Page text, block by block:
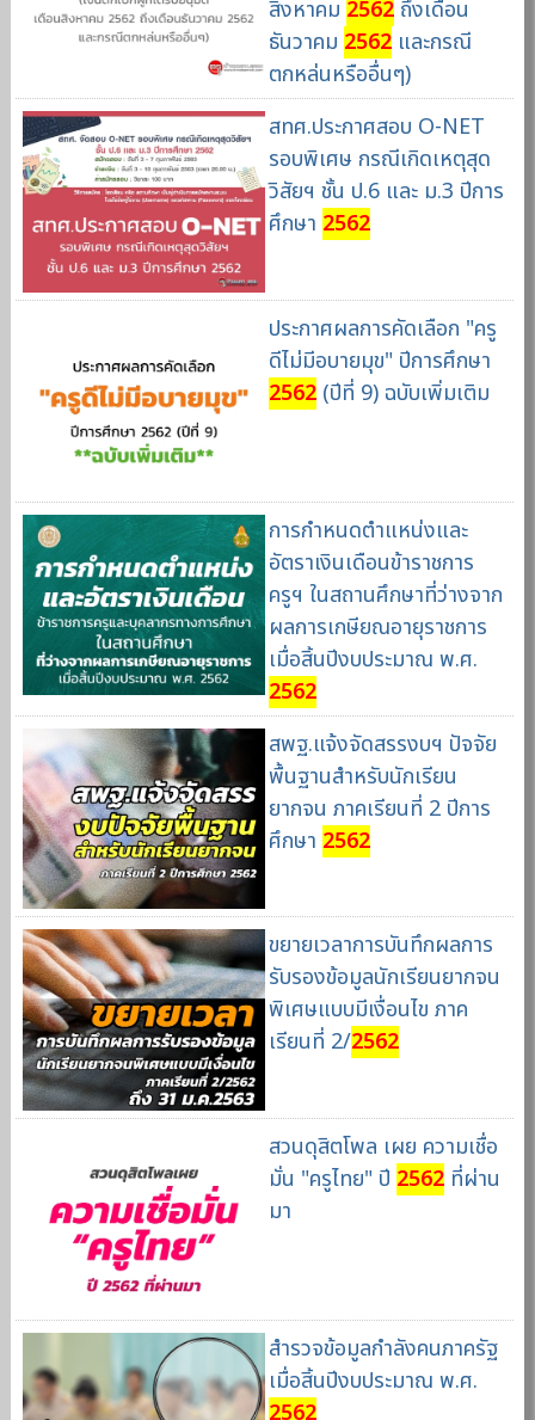
สิงหาคม 2562ถึงเดือน
ธันวาคม 2562และกรณี
ตกหล่นหรืออื่นๆ)
สทศ.ประกาศสอบ O-NET
รอบพิเศษ กรณีเกิดเหตุสุด
วิสัยฯ ชั้น ป.6 และ ม.3 ปีการ
ศึกษา 2562
ประกาศผลการคัดเลือก "ครู
ดีไม่มีอบายมุข" ปีการศึกษา
2562(ปีที่ 9) ฉบับเพิ่มเติม
การกำหนดตำแหน่งและ
อัตราเงินเดือนข้าราชการ
ครูฯ ในสถานศึกษาที่ว่างจาก
ผลการเกษียณอายุราชการ
เมื่อสิ้นปีงบประมาณ พ.ศ.
2562
สพฐ.แจ้งจัดสรรงบฯ ปัจจัย
พื้นฐานสำหรับนักเรียน
ยากจน ภาคเรียนที่ 2 ปีการ
ศึกษา 2562
ขยายเวลาการบันทึกผลการ
รับรองข้อมูลนักเรียนยากจน
พิเศษแบบมีเงื่อนไข ภาค
เรียนที่ 2/2562
สวนดุสิตโพล เผย ความเชื่อ
มั่น "ครูไทย" ปี 2562ที่ผ่าน
มา
สำรวจข้อมูลกำลังคนภาครัฐ
เมื่อสิ้นปีงบประมาณ พ.ศ.
2562